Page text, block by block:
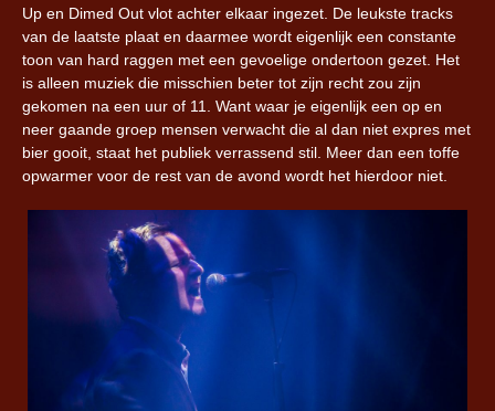
Up en Dimed Out vlot achter elkaar ingezet. De leukste tracks
van de laatste plaat en daarmee wordt eigenlijk een constante
toon van hard raggen met een gevoelige ondertoon gezet. Het
is alleen muziek die misschien beter tot zijn recht zou zijn
gekomen na een uur of 11. Want waar je eigenlijk een op en
neer gaande groep mensen verwacht die al dan niet expres met
bier gooit, staat het publiek verrassend stil. Meer dan een toffe
opwarmer voor de rest van de avond wordt het hierdoor niet.